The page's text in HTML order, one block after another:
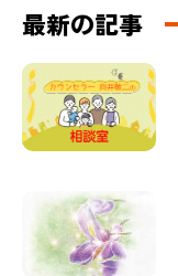
最新の記事